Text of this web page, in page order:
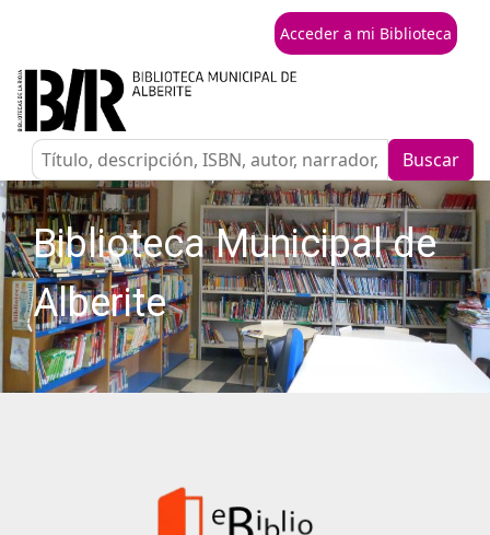
Acceder a mi Biblioteca
Buscar
Biblioteca Municipal de
Alberite